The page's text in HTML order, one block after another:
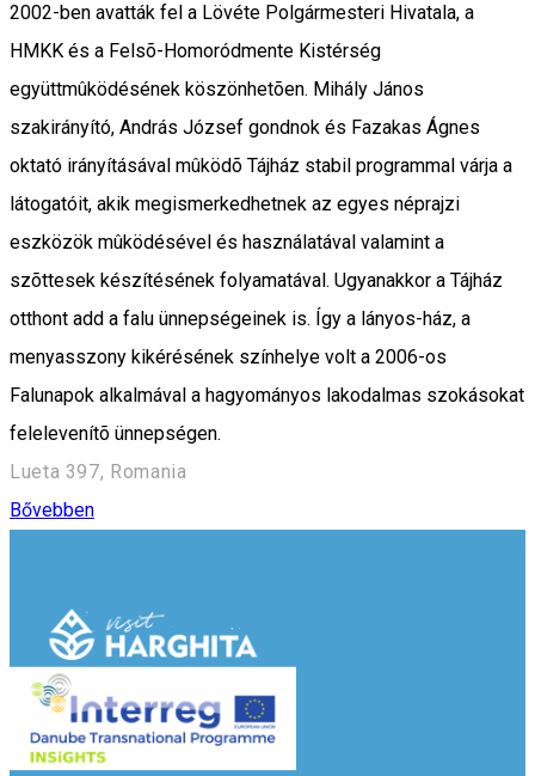
2002-ben avatták fel a Lövéte Polgármesteri Hivatala, a
HMKK és a Felsõ-Homoródmente Kistérség
együttmûködésének köszönhetõen. Mihály János
szakirányító, András József gondnok és Fazakas Ágnes
oktató irányításával mûködõ Tájház stabil programmal várja a
látogatóit, akik megismerkedhetnek az egyes néprajzi
eszközök mûködésével és használatával valamint a
szõttesek készítésének folyamatával. Ugyanakkor a Tájház
otthont add a falu ünnepségeinek is. Így a lányos-ház, a
menyasszony kikérésének színhelye volt a 2006-os
Falunapok alkalmával a hagyományos lakodalmas szokásokat
felelevenítõ ünnepségen.
Lueta 397, Romania
Bővebben